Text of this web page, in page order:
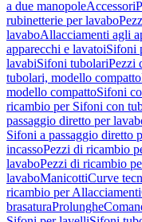
a due manopoleAccessori
rubinetterie per lavabo
lavaboAllacciamenti agli
apparecchi e lavatoiSifoni
lavabiSifoni tubolariPezzi
tubolari, modello compatto
modello compattoSifoni
ricambio per Sifoni con
passaggio diretto per
Sifoni a passaggio diretto
incassoPezzi di ricambio
lavaboPezzi di ricambio
lavaboManicottiCurve
ricambio per Allacciamenti
brasaturaProlunghe